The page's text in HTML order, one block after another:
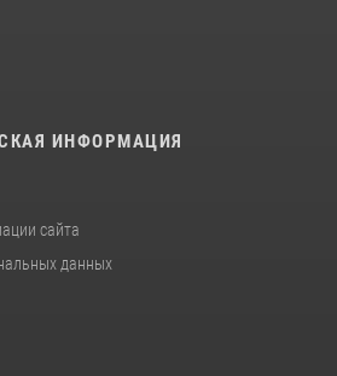
ИНФОРМАЦИЯ
сайта
данных